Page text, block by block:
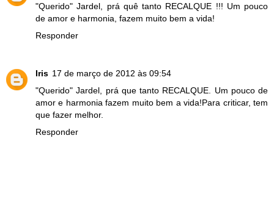
"Querido" Jardel, prá quê tanto RECALQUE !!! Um pouco
de amor e harmonia, fazem muito bem a vida!
Responder
Iris 17 de março de 2012 às 09:54
"Querido" Jardel, prá que tanto RECALQUE. Um pouco de
amor e harmonia fazem muito bem a vida!Para criticar, tem
que fazer melhor.
Responder